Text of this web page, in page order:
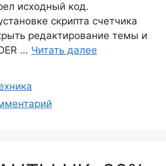
исходный код.
скрипта счетчика
редактирование темы и
… Читать далее